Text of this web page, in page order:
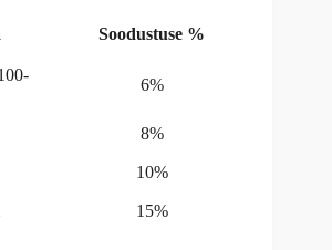
Soodustuse %
6%
8%
10%
15%